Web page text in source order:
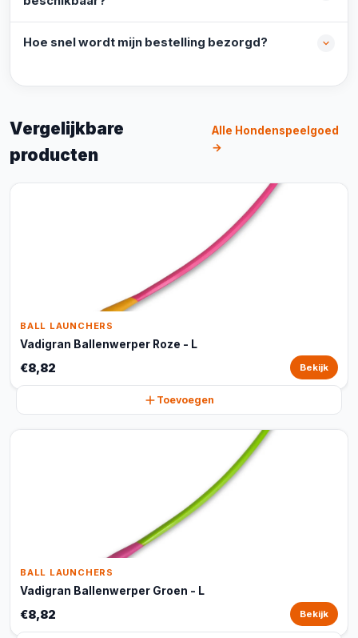
Hoe snel wordt mijn bestelling bezorgd?
Vergelijkbare
producten
Alle Hondenspeelgoed
→
BALL LAUNCHERS
Vadigran Ballenwerper Roze - L
€8,82 Bekijk
Toevoegen
BALL LAUNCHERS
Vadigran Ballenwerper Groen - L
€8,82 Bekijk